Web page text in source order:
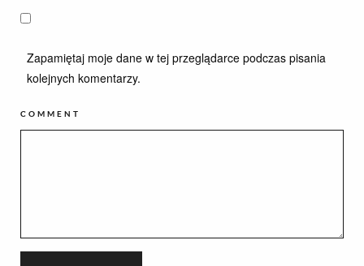
Zapamiętaj moje dane w tej przeglądarce podczas pisania
kolejnych komentarzy.
COMMENT